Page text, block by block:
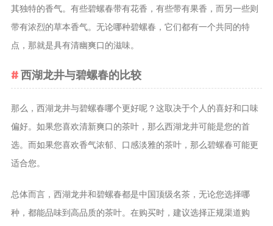
其独特的香气。有些碧螺春带有花香，有些带有果香，而另一些则
带有浓烈的草本香气。无论哪种碧螺春，它们都有一个共同的特
点，那就是具有清幽爽口的滋味。
西湖龙井与碧螺春的比较
那么，西湖龙井与碧螺春哪个更好呢？这取决于个人的喜好和口味
偏好。如果您喜欢清新爽口的茶叶，那么西湖龙井可能是您的首
选。而如果您喜欢香气浓郁、口感淡雅的茶叶，那么碧螺春可能更
适合您。
总体而言，西湖龙井和碧螺春都是中国顶级名茶，无论您选择哪
种，都能品味到高品质的茶叶。在购买时，建议选择正规渠道购
茶叶教育
茶叶鉴赏
茶艺
茶具
茶器
茶宠
健康养生
中药养生